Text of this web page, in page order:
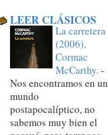
LEER CLÁSICOS
La carretera
(2006),
Cormac
McCarthy. -
Nos encontramos en un
mundo
postapocalíptico, no
sabemos muy bien el